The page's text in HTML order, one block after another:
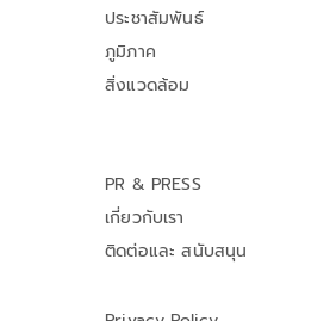
ประชาสัมพันธ์
ภูมิภาค
สิ่งแวดล้อม
PR & PRESS
เกี่ยวกับเรา
ติดต่อและ สนับสนุน